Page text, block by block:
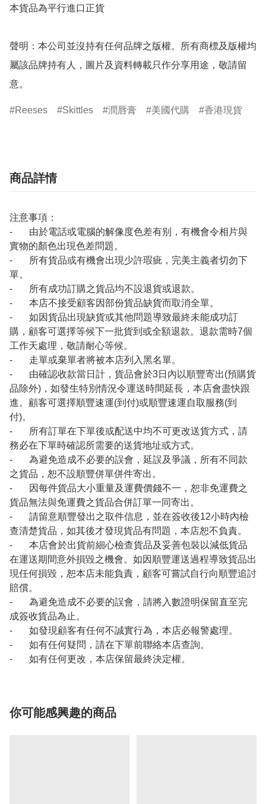
本貨品為平行進口正貨
聲明：本公司並沒持有任何品牌之版權。所有商標及版權均
屬該品牌持有人，圖片及資料轉載只作分享用途，敬請留
意。
Reeses Skittles 潤唇膏 美國代購 香港現貨
商品詳情
注意事項：
- 由於電話或電腦的解像度色差有别，有機會令相片與
實物的顏色出現色差問題。
- 所有貨品或有機會出現少許瑕疵，完美主義者切勿下
單。
- 所有成功訂購之貨品均不設退貨或退款。
- 本店不接受顧客因部份貨品缺貨而取消全單。
- 如因貨品出現缺貨或其他問題導致最終未能成功訂
購，顧客可選擇等候下一批貨到或全額退款。退款需時7個
工作天處理，敬請耐心等候。
- 走單或棄單者將被本店列入黑名單。
- 由確認收款當日計，貨品會於3日內以順豐寄出(預購貨
品除外)，如發生特別情況令運送時間延長，本店會盡快跟
進。顧客可選擇順豐速運(到付)或順豐速運自取服務(到
付)。
- 所有訂單在下單後或配送中均不可更改送貨方式，請
務必在下單時確認所需要的送貨地址或方式。
- 為避免造成不必要的誤會，延誤及爭議，所有不同款
之貨品，恕不設順豐併單併件寄出。
- 因每件貨品大小重量及運費價錢不一，恕非免運費之
貨品無法與免運費之貨品合併訂單一同寄出。
- 請留意順豐發出之取件信息，並在簽收後12小時內檢
查清楚貨品，如其後才發現貨品有問題，本店恕不負責。
- 本店會於出貨前細心檢查貨品及妥善包裝以減低貨品
在運送期間意外損毀之機會。如因順豐運送過程導致貨品出
現任何損毀，恕本店未能負責，顧客可嘗試自行向順豐追討
賠償。
- 為避免造成不必要的誤會，請將入數證明保留直至完
成簽收貨品為止。
- 如發現顧客有任何不誠實行為，本店必報警處理。
- 如有任何疑問，請在下單前聯絡本店查詢。
- 如有任何更改，本店保留最終決定權。
你可能感興趣的商品